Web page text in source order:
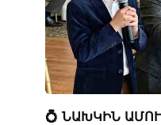
💍 ՆԱԽԿԻՆ